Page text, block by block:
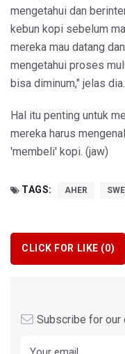
mengetahui dan
kebun kopi sebelum
mereka mau datang
mengetahui proses
bisa diminum," jelas dia.
Hal itu penting untuk
mereka harus
'membeli' kopi. (jaw)
TAGS: AHER
CLICK FOR LIKE (0)
Subscribe for our